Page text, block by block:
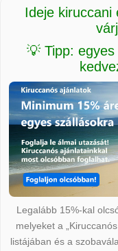
Ideje kiruccani
💡 Tipp:
Legalább 15%-kal
melyeket a
listájában és a